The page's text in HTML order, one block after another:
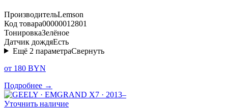
ПроизводительLemson
Код товара00000012801
ТонировкаЗелёное
Датчик дождяЕсть
Ещё 2 параметраСвернуть
от 180 BYN
Подробнее →
Уточнить наличие